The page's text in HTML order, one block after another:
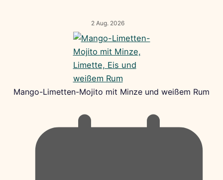
2 Aug. 2026
Mango-Limetten-Mojito mit Minze und weißem Rum